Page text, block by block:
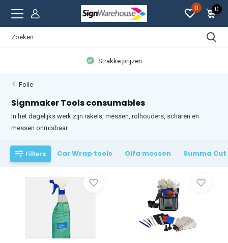
0 0
Strakke prijzen
Folie
Signmaker Tools consumables
In het dagelijks werk zijn rakels, messen, rolhouders, scharen en
messen onmisbaar.
Filters Car Wrap tools Olfa messen Summa